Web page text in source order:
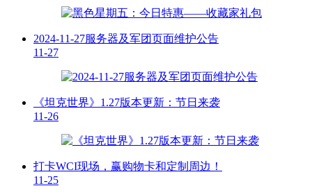
2024-11-27服务器及军团页面维护公告
11-27
《坦克世界》1.27版本更新：节日来袭
11-26
打卡WCI现场，赢购物卡和定制周边！
11-25